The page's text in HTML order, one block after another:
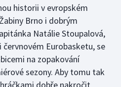
historii v evropském
Brno i dobrým
Natálie Stoupalová,
Eurobasketu, se
na zopakování
sezony. Aby tomu tak